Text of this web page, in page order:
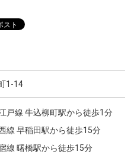
1-14
戸線 牛込柳町駅から徒歩1分
線 早稲田駅から徒歩15分
線 曙橋駅から徒歩15分